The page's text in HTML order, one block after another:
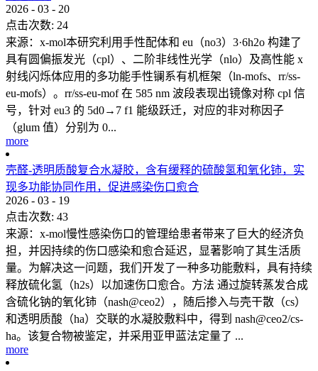
2026 - 03 - 20
点击次数: 24
来源：x-mol本研究利用手性配体和 eu（no3）3·6h2o 构建了
具有圆偏振发光（cpl）、二阶非线性光学（nlo）及高性能 x
射线闪烁体应用的多功能手性镧系有机框架（ln-mofs、rr/ss-
eu-mofs）。rr/ss-eu-mof 在 585 nm 波段表现出镜像对称 cpl 信
号，针对 eu3 的 5d0→7 f1 能级跃迁，对应的非对称因子
（glum 值）分别为 0...
more
壳醛-透明质酸复合水凝胶，含有缓释的硫酸氢和氧化铈，实
现多功能协同作用，促进感染伤口愈合
2026 - 03 - 19
点击次数: 43
来源：x-mol慢性感染伤口的管理给患者带来了巨大的经济负
担，并因持续的伤口感染和愈合延迟，显著影响了其生活质
量。为解决这一问题，我们开发了一种多功能敷料，具有持续
释放硫化氢（h2s）以加速伤口愈合。方法 通过旋转蒸发合成
含硫化钠的氧化铈（nash@ceo2），随后掺入与壳干散（cs）
和透明质酸（ha）交联的水凝胶敷料中，得到 nash@ceo2/cs-
ha。该复合物被鉴定，并采用亚甲蓝法定量了 ...
more